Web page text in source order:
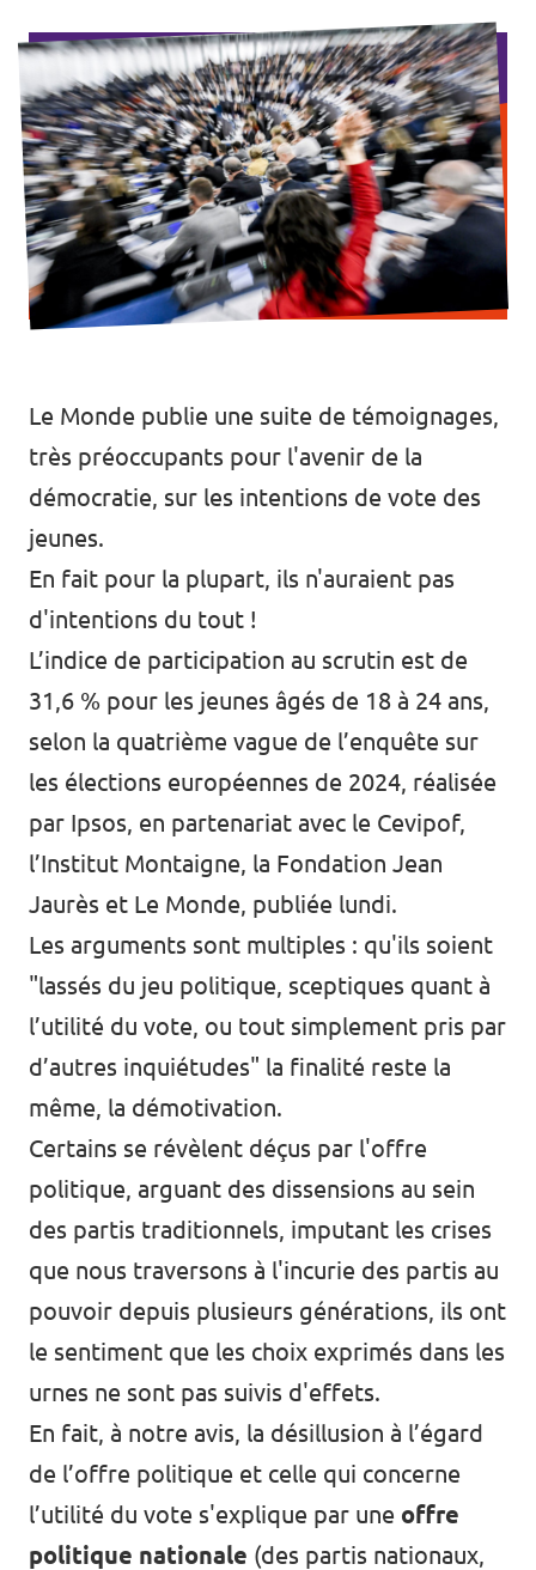
Postes ouverts
Adhérer
Le Monde publie une suite de témoignages,
très préoccupants pour l'avenir de la
démocratie, sur les intentions de vote des
jeunes.
En fait pour la plupart, ils n'auraient pas
d'intentions du tout !
L’indice de participation au scrutin est de
31,6 % pour les jeunes âgés de 18 à 24 ans,
selon la quatrième vague de l’enquête sur
les élections européennes de 2024, réalisée
par Ipsos, en partenariat avec le Cevipof,
l’Institut Montaigne, la Fondation Jean
Jaurès et Le Monde, publiée lundi.
Les arguments sont multiples : qu'ils soient
"lassés du jeu politique, sceptiques quant à
l’utilité du vote, ou tout simplement pris par
d’autres inquiétudes" la finalité reste la
même, la démotivation.
Certains se révèlent déçus par l'offre
politique, arguant des dissensions au sein
des partis traditionnels, imputant les crises
que nous traversons à l'incurie des partis au
pouvoir depuis plusieurs générations, ils ont
le sentiment que les choix exprimés dans les
urnes ne sont pas suivis d'effets.
En fait, à notre avis, la désillusion à l’égard
de l’offre politique et celle qui concerne
l’utilité du vote s'explique par une offre
politique nationale (des partis nationaux,